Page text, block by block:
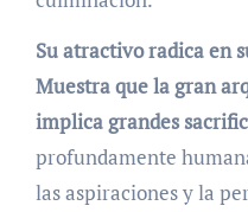
Su atractivo radica en
Muestra que la gran
implica grandes
profundamente
las aspiraciones y la